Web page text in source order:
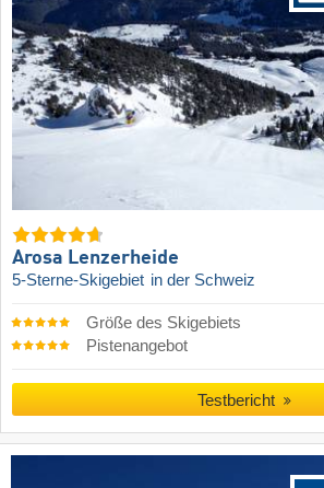
Arosa Lenzerheide
5-Sterne-Skigebiet in der Schweiz
Größe des Skigebiets
Pistenangebot
Testbericht